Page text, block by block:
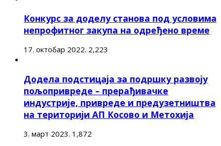
Конкурс за доделу станова под условима
непрофитног закупа на одређено време
17. октобар 2022. 2,223
Додела подстицаја за подршку развоју
пољопривреде – прерађивачке
индустрије, привреде и предузетништва
на територији АП Косово и Метохија
3. март 2023. 1,872